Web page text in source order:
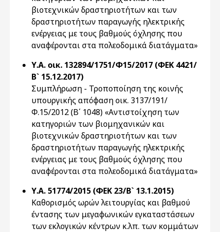
βιοτεχνικών δραστηριοτήτων και των
δραστηριοτήτων παραγωγής ηλεκτρικής
ενέργειας με τους βαθμούς όχλησης που
αναφέρονται στα πολεοδομικά διατάγματα»
Υ.Α. οικ. 132894/1751/Φ15/2017 (ΦΕΚ 4421/
Β` 15.12.2017)
Συμπλήρωση - Τροποποίηση της κοινής
υπουργικής απόφαση οικ. 3137/191/
Φ.15/2012 (Β΄ 1048) «Αντιστοίχηση των
κατηγοριών των βιομηχανικών και
βιοτεχνικών δραστηριοτήτων και των
δραστηριοτήτων παραγωγής ηλεκτρικής
ενέργειας με τους βαθμούς όχλησης που
αναφέρονται στα πολεοδομικά διατάγματα»
Υ.Α. 51774/2015 (ΦΕΚ 23/Β` 13.1.2015)
Καθορισμός ωρών λειτουργίας και βαθμού
έντασης των μεγαφωνικών εγκαταστάσεων
των εκλογικών κέντρων κ.λπ. των κομμάτων